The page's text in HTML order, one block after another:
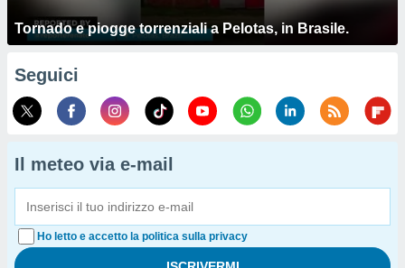
Tornado e piogge torrenziali a Pelotas, in Brasile.
Seguici
Il meteo via e-mail
Ho letto e accetto la politica sulla privacy